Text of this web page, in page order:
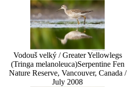
Vodouš velký / Greater Yellowlegs
(Tringa melanoleuca)Serpentine Fen
Nature Reserve, Vancouver, Canada /
July 2008